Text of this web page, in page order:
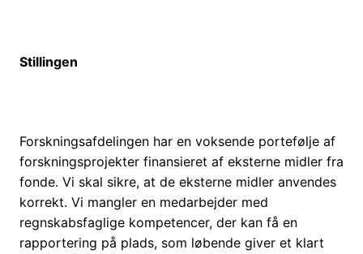
Stillingen
Forskningsafdelingen har en voksende portefølje af
forskningsprojekter finansieret af eksterne midler fra
fonde. Vi skal sikre, at de eksterne midler anvendes
korrekt. Vi mangler en medarbejder med
regnskabsfaglige kompetencer, der kan få en
rapportering på plads, som løbende giver et klart